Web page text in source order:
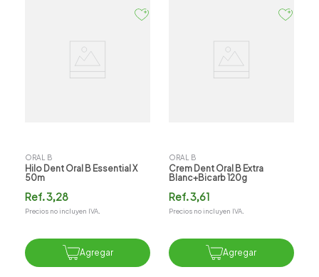
ORAL B
Hilo Dent Oral B Essential X
50m
Ref.3,28
Precios no incluyen IVA.
Agregar
ORAL B
Crem Dent Oral B Extra
Blanc+bicarb 120g
Ref.3,61
Precios no incluyen IVA.
Agregar